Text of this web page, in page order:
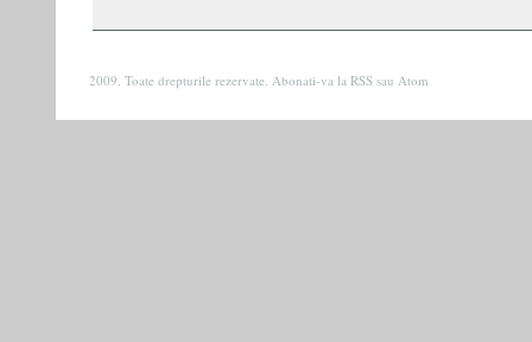
2009. Toate drepturile rezervate. Abonati-va la RSS sau Atom